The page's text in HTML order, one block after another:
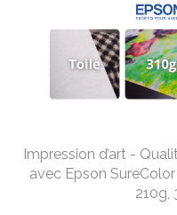
Impression d’art -
avec Epson
210g,